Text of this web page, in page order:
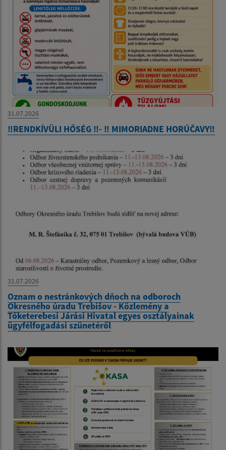
31.07.2026
‼️RENDKÍVÜLI HŐSÉG ‼️- ‼️ MIMORIADNE HORÚČAVY‼️
31.07.2026
Oznam o nestránkových dňoch na odboroch
Okresného úradu Trebišov - Közlemény a
Tőketerebesi Járási Hivatal egyes osztályainak
ügyfélfogadási szünetéről